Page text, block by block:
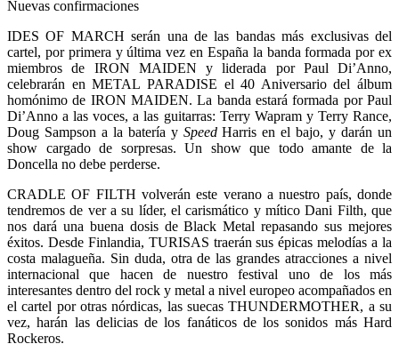
Nuevas confirmaciones
IDES OF MARCH serán una de las bandas más exclusivas del
cartel, por primera y última vez en España la banda formada por ex
miembros de IRON MAIDEN y liderada por Paul Di’Anno,
celebrarán en METAL PARADISE el 40 Aniversario del álbum
homónimo de IRON MAIDEN. La banda estará formada por Paul
Di’Anno a las voces, a las guitarras: Terry Wapram y Terry Rance,
Doug Sampson a la batería y SpeedHarris en el bajo, y darán un
show cargado de sorpresas. Un show que todo amante de la
Doncella no debe perderse.
CRADLE OF FILTH volverán este verano a nuestro país, donde
tendremos de ver a su líder, el carismático y mítico Dani Filth, que
nos dará una buena dosis de Black Metal repasando sus mejores
éxitos. Desde Finlandia, TURISAS traerán sus épicas melodías a la
costa malagueña. Sin duda, otra de las grandes atracciones a nivel
internacional que hacen de nuestro festival uno de los más
interesantes dentro del rock y metal a nivel europeo acompañados en
el cartel por otras nórdicas, las suecas THUNDERMOTHER, a su
vez, harán las delicias de los fanáticos de los sonidos más Hard
Rockeros.